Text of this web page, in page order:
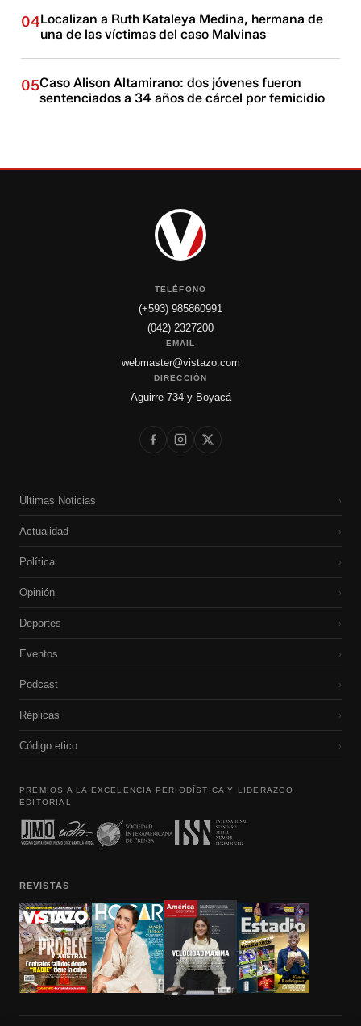
04Localizan a Ruth Kataleya Medina, hermana de
una de las víctimas del caso Malvinas
05Caso Alison Altamirano: dos jóvenes fueron
sentenciados a 34 años de cárcel por femicidio
TELÉFONO
(+593) 985860991
(042) 2327200
EMAIL
webmaster@vistazo.com
DIRECCIÓN
Aguirre 734 y Boyacá
Últimas Noticias ›
Actualidad ›
Política ›
Opinión ›
Deportes ›
Eventos ›
Podcast ›
Réplicas ›
Código etico ›
PREMIOS A LA EXCELENCIA PERIODÍSTICA Y LIDERAZGO
EDITORIAL
REVISTAS